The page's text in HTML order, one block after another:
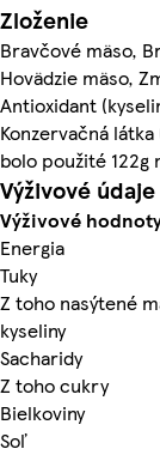
Zloženie
Bravčové mäso,
Hovädzie mäso,
Antioxidant
Konzervačná
bolo použité 122g
Výživové údaje
Výživové
Energia
Tuky
Z toho nasýtené
kyseliny
Sacharidy
Z toho cukry
Bielkoviny
Soľ